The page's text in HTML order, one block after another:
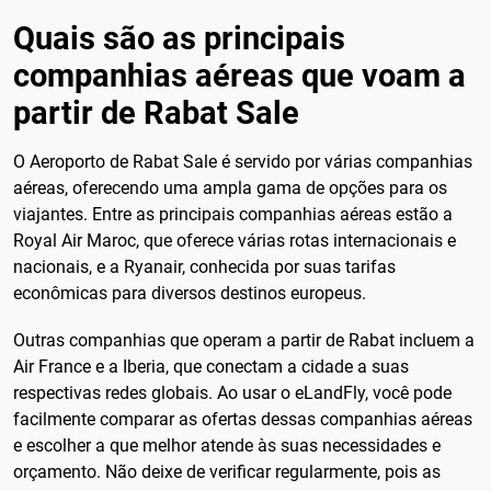
Quais são as principais
companhias aéreas que voam a
partir de Rabat Sale
O Aeroporto de Rabat Sale é servido por várias companhias
aéreas, oferecendo uma ampla gama de opções para os
viajantes. Entre as principais companhias aéreas estão a
Royal Air Maroc, que oferece várias rotas internacionais e
nacionais, e a Ryanair, conhecida por suas tarifas
econômicas para diversos destinos europeus.
Outras companhias que operam a partir de Rabat incluem a
Air France e a Iberia, que conectam a cidade a suas
respectivas redes globais. Ao usar o eLandFly, você pode
facilmente comparar as ofertas dessas companhias aéreas
e escolher a que melhor atende às suas necessidades e
orçamento. Não deixe de verificar regularmente, pois as